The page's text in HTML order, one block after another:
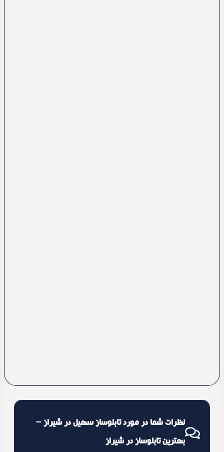
نظرات شما در مورد تابلوساز سهیل در شیراز –
بهترین تابلوساز در شیراز